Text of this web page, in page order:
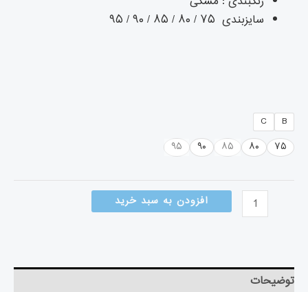
سایزبندی ۷۵ / ۸۰ / ۸۵ / ۹۰ / ۹۵
B
C
۷۵
۸۰ ۸۵ ۹۰ ۹۵
افزودن به سبد خرید
توضیحات